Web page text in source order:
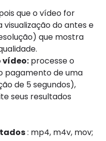
que o vídeo for
do antes e
que mostra
vídeo: processe o
pagamento de uma
de 5 segundos),
seus resultados
: mp4, m4v, mov;